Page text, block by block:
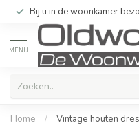
Bij u in de woonkamer
MENU
Home / Vintage houten